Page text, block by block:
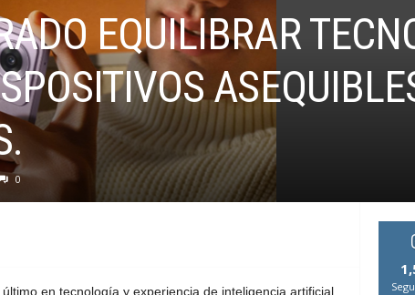
EQUILIBRAR
0
en tecnología y experiencia de inteligencia artificial